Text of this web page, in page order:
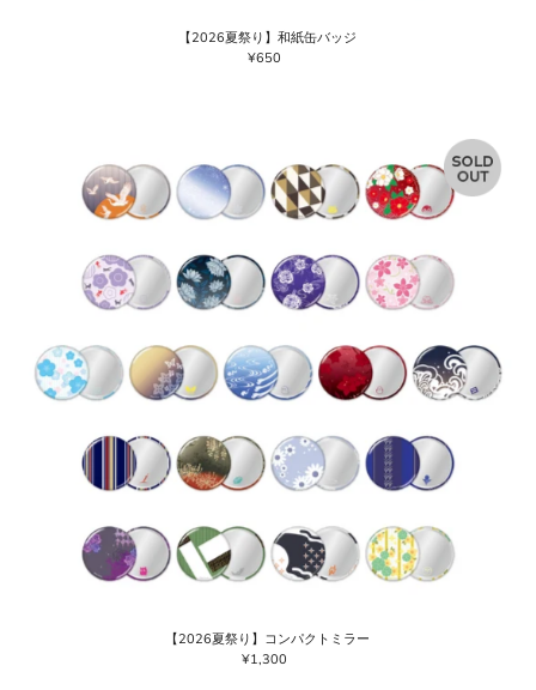
【2026夏祭り】和紙缶バッジ
通
¥650
【2026夏祭り】コンパクトミラー
通
¥1,300